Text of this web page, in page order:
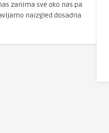
zanima sve oko nas pa
naizgled dosadna